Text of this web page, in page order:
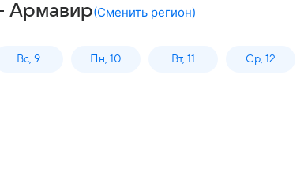
Армавир(Сменить регион)
Вс, 9 Пн, 10 Вт, 11 Ср, 12